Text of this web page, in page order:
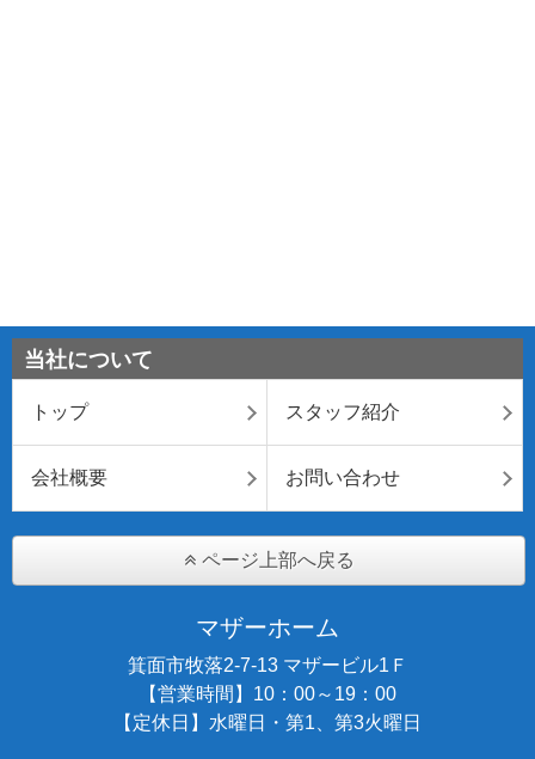
当社について
トップ スタッフ紹介
会社概要 お問い合わせ
ページ上部へ戻る
マザーホーム
箕面市牧落2-7-13 マザービル1Ｆ
【営業時間】10：00～19：00
【定休日】水曜日・第1、第3火曜日